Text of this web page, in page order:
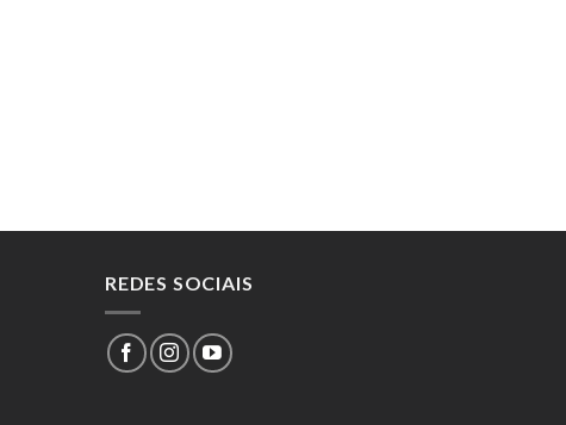
REDES SOCIAIS